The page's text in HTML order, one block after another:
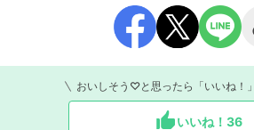
おいしそう♡と思ったら「いいね！
いいね！ 36